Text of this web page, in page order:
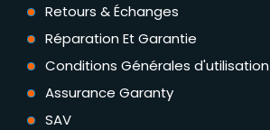
Retours & Échanges
Réparation Et Garantie
Conditions Générales d'utilisation
Assurance Garanty
SAV